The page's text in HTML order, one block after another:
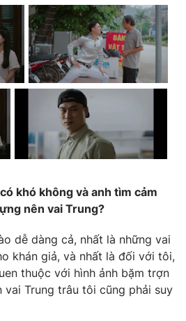
024.66 897 897
hình thức nếu không có sự chấp
nguồn VTV.vn khi phát hành lại
khó không và anh tìm cảm
nên vai Trung?
dễ dàng cả, nhất là những vai
khán giả, và nhất là đối với tôi,
thuộc với hình ảnh bặm trợn
vai Trung trâu tôi cũng phải suy